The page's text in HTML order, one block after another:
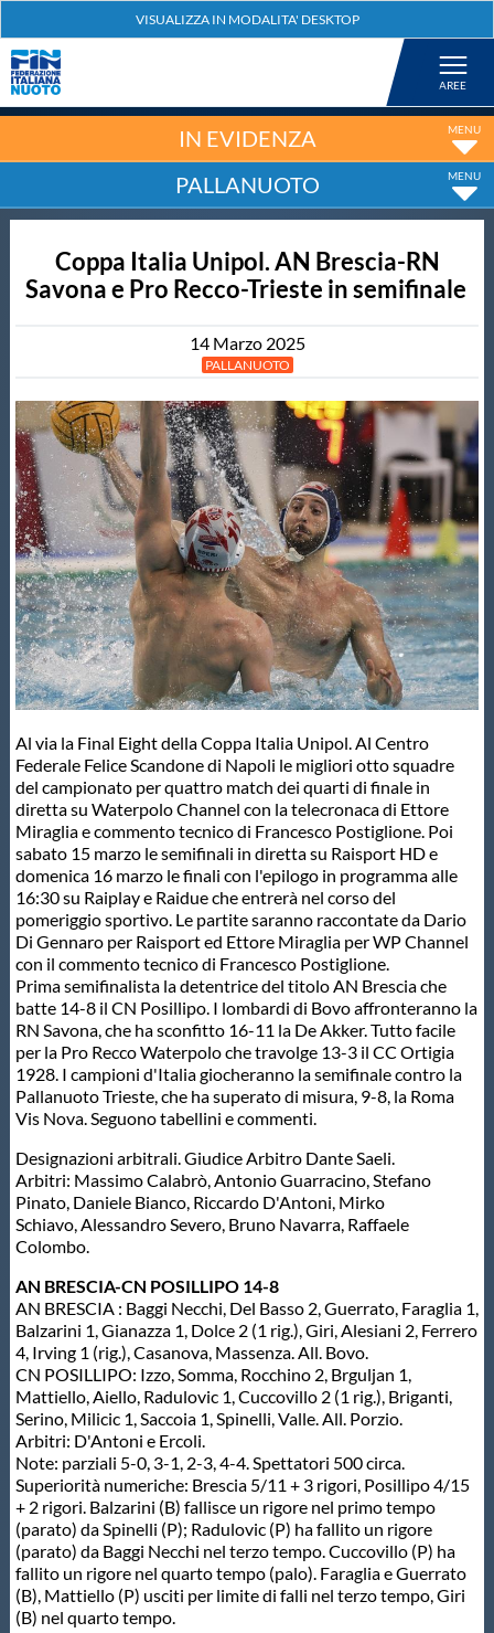
Nuoto
Tuffi
Fondo
Salvamento
Master
Formazione
GUG
Scuole Nuoto
Propaganda
Centri Federali
Area Legislativa
Protezione Civile
Qualità
Sostenibilità
Privacy
Cookie Policy
Archivio News
Flash News
Galleria fotografica
Videogallery
Intranet
IN EVIDENZA
PALLANUOTO
Coppa Italia Unipol. AN Brescia-RN
Savona e Pro Recco-Trieste in semifinale
14 Marzo 2025
PALLANUOTO
Al via la Final Eight della Coppa Italia Unipol. Al Centro
Federale Felice Scandone di Napoli le migliori otto squadre
del campionato per quattro match dei quarti di finale in
diretta su Waterpolo Channel con la telecronaca di Ettore
Miraglia e commento tecnico di Francesco Postiglione. Poi
sabato 15 marzo le semifinali in diretta su Raisport HD e
domenica 16 marzo le finali con l'epilogo in programma alle
16:30 su Raiplay e Raidue che entrerà nel corso del
pomeriggio sportivo. Le partite saranno raccontate da Dario
Di Gennaro per Raisport ed Ettore Miraglia per WP Channel
con il commento tecnico di Francesco Postiglione.
Prima semifinalista la detentrice del titolo AN Brescia che
batte 14-8 il CN Posillipo. I lombardi di Bovo affronteranno la
RN Savona, che ha sconfitto 16-11 la De Akker. Tutto facile
per la Pro Recco Waterpolo che travolge 13-3 il CC Ortigia
1928. I campioni d'Italia giocheranno la semifinale contro la
Pallanuoto Trieste, che ha superato di misura, 9-8, la Roma
Vis Nova. Seguono tabellini e commenti.
Designazioni arbitrali. Giudice Arbitro Dante Saeli.
Arbitri: Massimo Calabrò, Antonio Guarracino, Stefano
Pinato, Daniele Bianco, Riccardo D'Antoni, Mirko
Schiavo, Alessandro Severo, Bruno Navarra, Raffaele
Colombo.
AN BRESCIA-CN POSILLIPO 14-8
AN BRESCIA : Baggi Necchi, Del Basso 2, Guerrato, Faraglia 1,
Balzarini 1, Gianazza 1, Dolce 2 (1 rig.), Giri, Alesiani 2, Ferrero
4, Irving 1 (rig.), Casanova, Massenza. All. Bovo.
CN POSILLIPO: Izzo, Somma, Rocchino 2, Brguljan 1,
Mattiello, Aiello, Radulovic 1, Cuccovillo 2 (1 rig.), Briganti,
Serino, Milicic 1, Saccoia 1, Spinelli, Valle. All. Porzio.
Arbitri: D'Antoni e Ercoli.
Note: parziali 5-0, 3-1, 2-3, 4-4. Spettatori 500 circa.
Superiorità numeriche: Brescia 5/11 + 3 rigori, Posillipo 4/15
+ 2 rigori. Balzarini (B) fallisce un rigore nel primo tempo
(parato) da Spinelli (P); Radulovic (P) ha fallito un rigore
(parato) da Baggi Necchi nel terzo tempo. Cuccovillo (P) ha
fallito un rigore nel quarto tempo (palo). Faraglia e Guerrato
(B), Mattiello (P) usciti per limite di falli nel terzo tempo, Giri
(B) nel quarto tempo.